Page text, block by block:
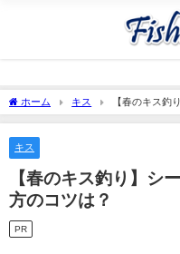
ホーム キス 【春のキス釣
キス
【春のキス釣り】シ
方のコツは？
PR